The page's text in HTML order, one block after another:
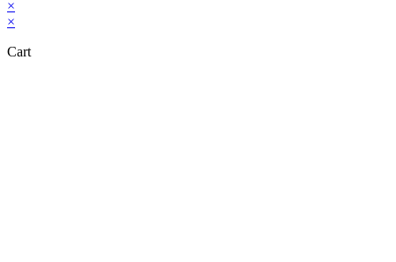
×
×
Cart